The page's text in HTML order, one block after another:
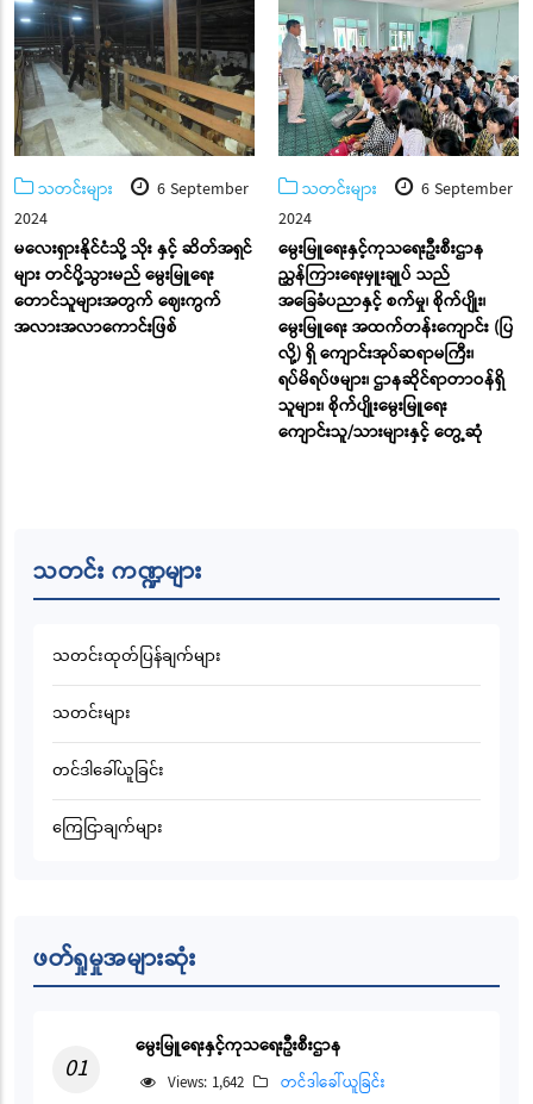
သတင်းများ
6 September
2024
မလေးရှားနိုင်ငံသို့ သိုး နှင့် ဆိတ်အရှင်
များ တင်ပို့သွားမည် မွေးမြူရေး
တောင်သူများအတွက် ဈေးကွက်
အလားအလာကောင်းဖြစ်
သတင်းများ
6 September
2024
မွေးမြူရေးနှင့်ကုသရေးဦးစီးဌာန
ညွှန်ကြားရေးမှူးချုပ် သည်
အခြေခံပညာနှင့် စက်မှု၊ စိုက်ပျိုး၊
မွေးမြူရေး အထက်တန်းကျောင်း (ပြ
လို့) ရှိ ကျောင်းအုပ်ဆရာမကြီး၊
ရပ်မိရပ်ဖများ၊ ဌာနဆိုင်ရာတာဝန်ရှိ
သူများ၊ စိုက်ပျိုးမွေးမြူရေး
ကျောင်းသူ/သားများနှင့် တွေ့ဆုံ
သတင်း ကဏ္ဍများ
သတင်းထုတ်ပြန်ချက်များ
သတင်းများ
တင်ဒါခေါ်ယူခြင်း
ကြေငြာချက်များ
ဖတ်ရှုမှုအများဆုံး
01
မွေးမြူရေးနှင့်ကုသရေးဦးစီးဌာန
Views: 1,642 တင်ဒါခေါ်ယူခြင်း